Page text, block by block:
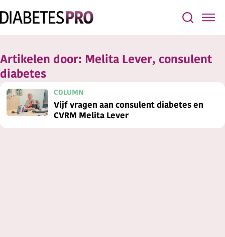
Artikelen door: Melita Lever, consulent
diabetes
Vijf vragen aan consulent diabetes en
CVRM Melita Lever
COLUMN